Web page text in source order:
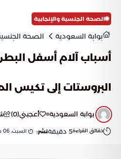
الصحة الجنسية والإنجابية
بوابة السعودية الصحة
أسباب آلام أسفل
البروستات إلى تكيس
بوابة السعودية أعجبني(
0
)
دقائق القراءة5 دقيقةنشر: السبت, 06 ديسمبر 2025